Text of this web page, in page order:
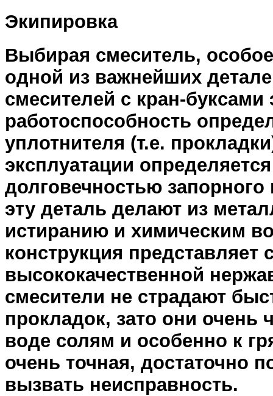
Экипировка
Выбирая смеситель,
одной из важнейших
смесителей с кран-буксами
работоспособность
уплотнителя (т.е.
эксплуатации
долговечностью
эту деталь делают из
истиранию и химическим
конструкция
высококачественной
смесители не страдают
прокладок, зато они очень
воде солям и особенно к
очень точная, достаточно
вызвать неисправность.